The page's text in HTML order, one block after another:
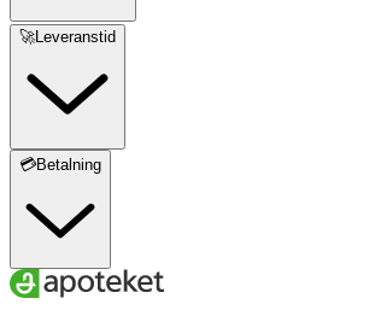
🚀Leveranstid
💳Betalning